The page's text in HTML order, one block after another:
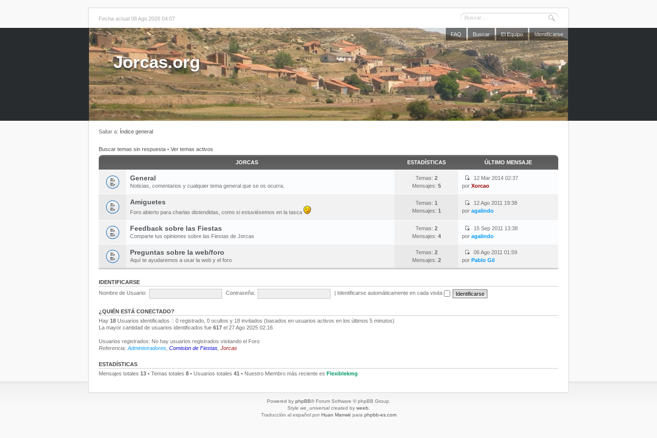
Fecha actual 08 Ago 2026 04:07
FAQ Buscar El Equipo Identificarse
Jorcas.org
Saltar a: Índice general
Buscar temas sin respuesta • Ver temas activos
JORCAS ESTADÍSTICAS ÚLTIMO MENSAJE
General
Noticias, comentarios y cualquier tema general que se os ocurra.
Temas: 2
Mensajes: 5
12 Mar 2014 02:37
por Xorcao
Amiguetes
Foro abierto para charlas distendidas, como si estuviésemos en la tasca
Temas: 1
Mensajes: 1
12 Ago 2011 19:38
por agalindo
Feedback sobre las Fiestas
Comparte tus opiniones sobre las Fiestas de Jorcas
Temas: 2
Mensajes: 4
15 Sep 2011 13:38
por agalindo
Preguntas sobre la web/foro
Aquí te ayudaremos a usar la web y el foro
Temas: 2
Mensajes: 2
06 Ago 2011 01:59
por Pablo Gil
IDENTIFICARSE
Nombre de Usuario:
Contraseña: Identificarse automáticamente en cada visita
¿QUIÉN ESTÁ CONECTADO?
Hay 18 Usuarios identificados :: 0 registrado, 0 ocultos y 18 invitados (basados en usuarios activos en los últimos 5 minutos)
La mayor cantidad de usuarios identificados fue 617 el 27 Ago 2025 02:16
Usuarios registrados: No hay usuarios registrados visitando el Foro
Referencia: Administradores Comision de Fiestas Jorcas
ESTADÍSTICAS
Mensajes totales 13 • Temas totales 8 • Usuarios totales 41 • Nuestro Miembro más reciente es Flexiblekmg
Powered by phpBB® Forum Software © phpBB Group.
Style we_universalcreated by weeb
Traducción al español por Huan Manwë para phpbb-es.com